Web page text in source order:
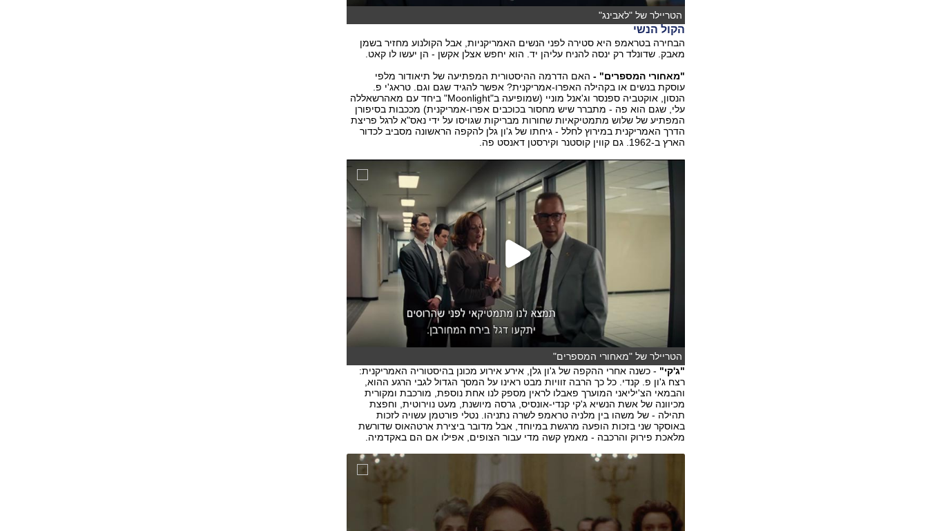
הטריילר של "לאבינג"
הקול הנשי
הבחירה בטראמפ היא סטירה לפני הנשים האמריקניות, אבל הקולנוע מחזיר בשמן
מאבק. שדונלד רק ינסה להניח עליהן יד. הוא יחפש אצלן אקשן - הן יעשו לו קאט.
"מאחורי המספרים" -האם הדרמה ההיסטורית המפתיעה של תיאודור מלפי
עוסקת בנשים או בקהילה האפרו-אמריקנית? אפשר להגיד שגם וגם. טראג'י פ.
הנסון, אוקטביה ספנסר וג'אנל מוניי (שמופיעה ב"Moonlight" ביחד עם מאהרשאללה
עלי, שגם הוא פה - מתברר שיש מחסור בכוכבים אפרו-אמריקנית) מככבות בסיפורן
המפתיע של שלוש מתמטיקאיות שחורות מבריקות שגויסו על ידי נאס"א לרגל פריצת
הדרך האמריקנית במירוץ לחלל - גיחתו של ג'ון גלן להקפה הראשונה מסביב לכדור
הארץ ב-1962. גם קווין קוסטנר וקירסטן דאנסט פה.
הטריילר של "מאחורי המספרים"
"ג'קי" - כשנה אחרי ההקפה של ג'ון גלן, אירע אירוע מכונן בהיסטוריה האמריקנית:
רצח ג'ון פ. קנדי. כל כך הרבה זוויות מבט ראינו על המסך הגדול לגבי הרגע ההוא,
והבמאי הצ'יליאני המוערך פאבלו לראין מספק לנו אחת נוספת, מורכבת ומקורית
מכיוונה של אשת הנשיא ג'קי קנדי-אונסיס, גרסה מיושנת, מעט נוירוטית, וחפצת
תהילה - של משהו בין מלניה טראמפ לשרה נתניהו. נטלי פורטמן עשויה לזכות
באוסקר שני בזכות הופעה מרגשת במיוחד, אבל מדובר ביצירת ארטהאוס שדורשת
מלאכת פירוק והרכבה - מאמץ קשה מדי עבור הצופים, אפילו אם הם באקדמיה.